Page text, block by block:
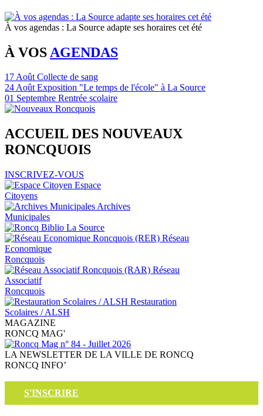
À vos agendas : La Source adapte ses horaires cet été
À VOS AGENDAS
17AoûtCollecte de sang
24AoûtExposition "Le temps de l'école" à La Source
01 Septembre Rentrée scolaire
ACCUEIL DES NOUVEAUX
RONCQUOIS
INSCRIVEZ-VOUS
Espace
Citoyens
Archives
Municipales
La Source
Réseau
Economique
Roncquois
Réseau
Associatif
Roncquois
Restauration
Scolaires / ALSH
MAGAZINE
RONCQ MAG'
LA NEWSLETTER DE LA VILLE DE RONCQ
RONCQ INFO’
S'INSCRIRE